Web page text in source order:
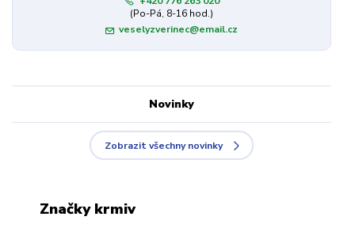
(Po-Pá, 8-16 hod.)
veselyzverinec@email.cz
Novinky
Zobrazit všechny novinky
Značky krmiv